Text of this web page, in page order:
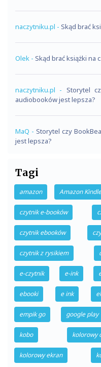
naczytniku.pl - Skąd brać
Olek - Skąd brać książki na
naczytniku.pl - Storytel
audiobooków jest lepsza?
MaQ - Storytel czy
jest lepsza?
Tagi
amazon Amazon Kindle
czytnik e-booków
czytnik ebooków
czytnik z rysikiem
e-czytnik e-ink
ebooki e ink
empik go google play
kobo kolorowy
kolorowy ekran